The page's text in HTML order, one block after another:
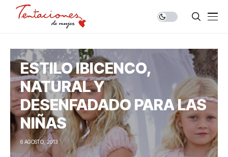
ESTILO IBICENCO,
NATURAL Y
DESENFADADO PARA LAS
NIÑAS
6 AGOSTO, 2013